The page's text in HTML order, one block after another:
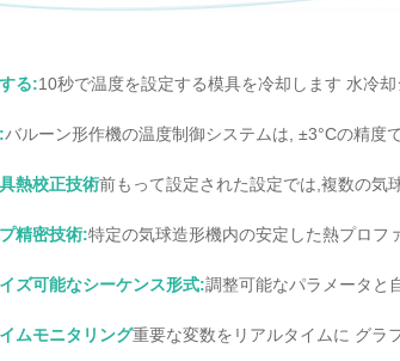
る:10秒で温度を設定する模具を冷却します 水冷
バルーン形作機の温度制御システムは, ±3°Cの精度
熱校正技術前もって設定された設定では,複数の気
精密技術:特定の気球造形機内の安定した熱プロフ
ズ可能なシーケンス形式:調整可能なパラメータと
ムモニタリング重要な変数をリアルタイムに グラ